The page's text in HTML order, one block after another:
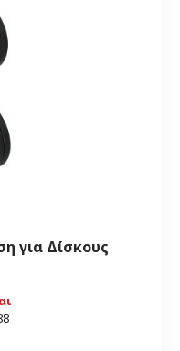
για Δίσκους